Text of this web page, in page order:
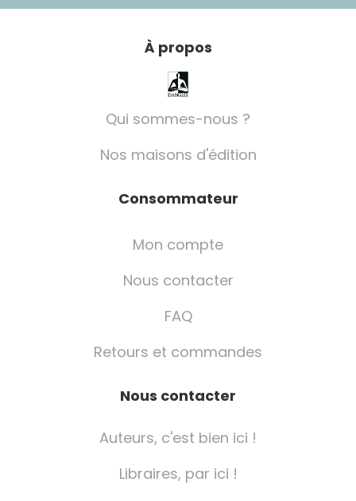
À propos
Qui sommes-nous ?
Nos maisons d'édition
Consommateur
Mon compte
Nous contacter
FAQ
Retours et commandes
Nous contacter
Auteurs, c'est bien ici !
Libraires, par ici !